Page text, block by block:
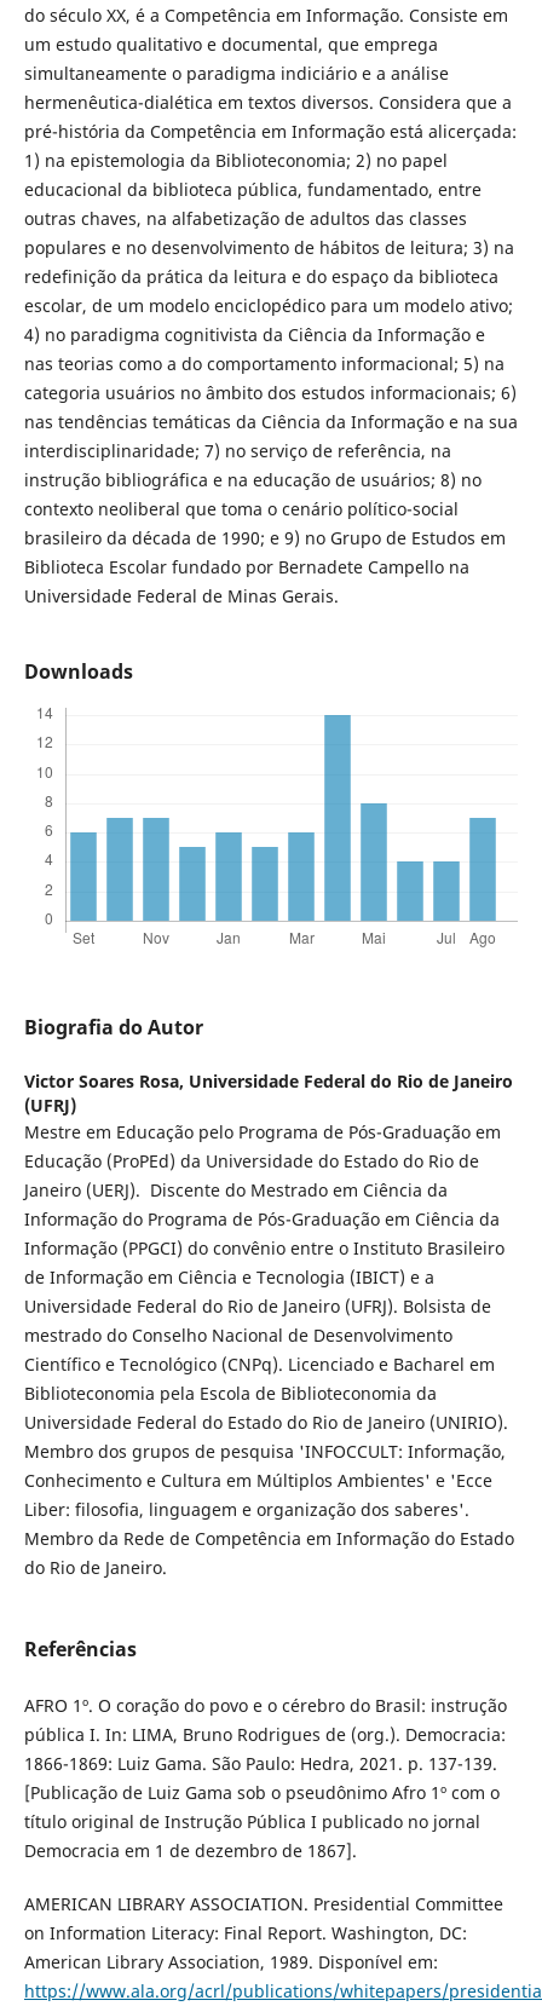
do século XX, é a Competência em Informação. Consiste em
um estudo qualitativo e documental, que emprega
simultaneamente o paradigma indiciário e a análise
hermenêutica-dialética em textos diversos. Considera que a
pré-história da Competência em Informação está alicerçada:
1) na epistemologia da Biblioteconomia; 2) no papel
educacional da biblioteca pública, fundamentado, entre
outras chaves, na alfabetização de adultos das classes
populares e no desenvolvimento de hábitos de leitura; 3) na
redefinição da prática da leitura e do espaço da biblioteca
escolar, de um modelo enciclopédico para um modelo ativo;
4) no paradigma cognitivista da Ciência da Informação e
nas teorias como a do comportamento informacional; 5) na
categoria usuários no âmbito dos estudos informacionais; 6)
nas tendências temáticas da Ciência da Informação e na sua
interdisciplinaridade; 7) no serviço de referência, na
instrução bibliográfica e na educação de usuários; 8) no
contexto neoliberal que toma o cenário político-social
brasileiro da década de 1990; e 9) no Grupo de Estudos em
Biblioteca Escolar fundado por Bernadete Campello na
Universidade Federal de Minas Gerais.
Downloads
Biografia do Autor
Victor Soares Rosa, Universidade Federal do Rio de Janeiro
(UFRJ)
Mestre em Educação pelo Programa de Pós-Graduação em
Educação (ProPEd) da Universidade do Estado do Rio de
Janeiro (UERJ). Discente do Mestrado em Ciência da
Informação do Programa de Pós-Graduação em Ciência da
Informação (PPGCI) do convênio entre o Instituto Brasileiro
de Informação em Ciência e Tecnologia (IBICT) e a
Universidade Federal do Rio de Janeiro (UFRJ). Bolsista de
mestrado do Conselho Nacional de Desenvolvimento
Científico e Tecnológico (CNPq). Licenciado e Bacharel em
Biblioteconomia pela Escola de Biblioteconomia da
Universidade Federal do Estado do Rio de Janeiro (UNIRIO).
Membro dos grupos de pesquisa 'INFOCCULT: Informação,
Conhecimento e Cultura em Múltiplos Ambientes' e 'Ecce
Liber: filosofia, linguagem e organização dos saberes'.
Membro da Rede de Competência em Informação do Estado
do Rio de Janeiro.
Referências
AFRO 1º. O coração do povo e o cérebro do Brasil: instrução
pública I. In: LIMA, Bruno Rodrigues de (org.). Democracia:
1866-1869: Luiz Gama. São Paulo: Hedra, 2021. p. 137-139.
[Publicação de Luiz Gama sob o pseudônimo Afro 1º com o
título original de Instrução Pública I publicado no jornal
Democracia em 1 de dezembro de 1867].
AMERICAN LIBRARY ASSOCIATION. Presidential Committee
on Information Literacy: Final Report. Washington, DC:
American Library Association, 1989. Disponível em:
https://www.ala.org/acrl/publications/whitepapers/